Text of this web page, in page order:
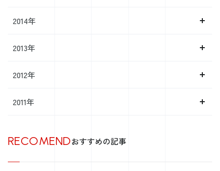
2014年
2013年
2012年
2011年
RECOMENDおすすめの記事